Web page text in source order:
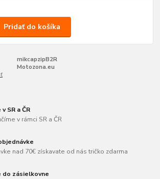
Pridať do košíka
mikcapzipB2R
Motozona.eu
SR a ČR
v rámci SR a ČR
nad 70€ získavate od nás tričko zdarma
do zásielkovne